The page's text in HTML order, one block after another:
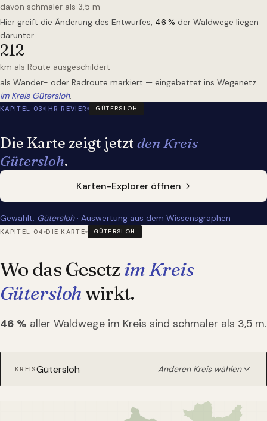
davon schmaler als 3,5 m
Hier greift die Änderung des Entwurfes, 46 % der Waldwege liegen
darunter.
212
km als Route ausgeschildert
als Wander- oder Radroute markiert — eingebettet ins Wegenetz
im Kreis Gütersloh.
KAPITEL 03 IHR REVIER GÜTERSLOH
Die Karte zeigt jetzt den Kreis
Gütersloh.
Karten-Explorer öffnen
Gewählt: Gütersloh· Auswertung aus dem Wissensgraphen
KAPITEL 04 DIE KARTE GÜTERSLOH
Wo das Gesetzim Kreis
Güterslohwirkt.
46 % aller Waldwege im Kreis sind schmaler als 3,5 m.
KREIS Anderen Kreis wählen